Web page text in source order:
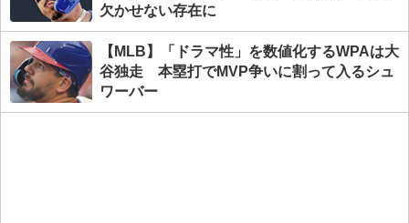
欠かせない存在に
【MLB】「ドラマ性」を数値化するWPAは大
谷独走 本塁打でMVP争いに割って入るシュ
ワーバー